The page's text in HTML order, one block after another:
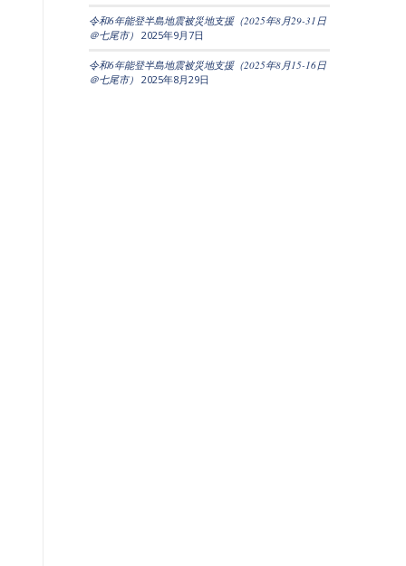
令和6年能登半島地震被災地支援（2025年8月29-31日
＠七尾市） 2025年9月7日
令和6年能登半島地震被災地支援（2025年8月15-16日
＠七尾市） 2025年8月29日